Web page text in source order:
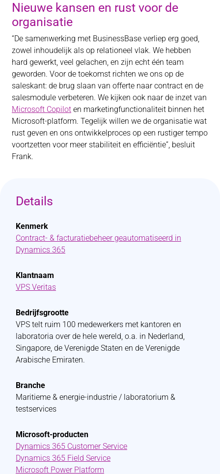
Nieuwe kansen en rust voor de
organisatie
“De samenwerking met BusinessBase verliep erg goed,
zowel inhoudelijk als op relationeel vlak. We hebben
hard gewerkt, veel gelachen, en zijn echt één team
geworden. Voor de toekomst richten we ons op de
saleskant: de brug slaan van offerte naar contract en de
salesmodule verbeteren. We kijken ook naar de inzet van
Microsoft Copilot en marketingfunctionaliteit binnen het
Microsoft-platform. Tegelijk willen we de organisatie wat
rust geven en ons ontwikkelproces op een rustiger tempo
voortzetten voor meer stabiliteit en efficiëntie”, besluit
Frank.
Details
Kenmerk
Contract- & facturatiebeheer geautomatiseerd in
Dynamics 365
Klantnaam
VPS Veritas
Bedrijfsgrootte
VPS telt ruim 100 medewerkers met kantoren en
laboratoria over de hele wereld, o.a. in Nederland,
Singapore, de Verenigde Staten en de Verenigde
Arabische Emiraten.
Branche
Maritieme & energie-industrie / laboratorium &
testservices
Microsoft-producten
Dynamics 365 Customer Service
Dynamics 365 Field Service
Microsoft Power Platform